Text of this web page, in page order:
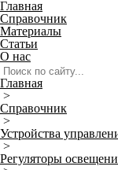
Главная
Справочник
Материалы
Статьи
О нас
Главная
>
Справочник
>
Устройства
>
Регуляторы